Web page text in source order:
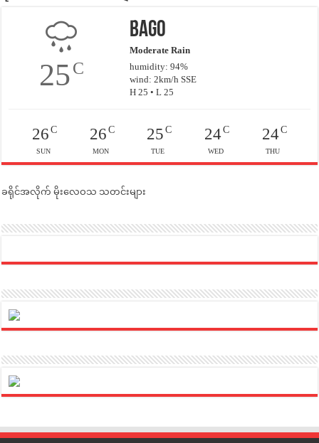
25C
Bago
Moderate Rain
humidity: 94%
wind: 2km/h SSE
H 25 • L 25
26C
SUN
26C
MON
25 C
TUE
24C
WED
24C
THU
ခရိုင်အလိုက် မိုးလေဝသ သတင်းများ